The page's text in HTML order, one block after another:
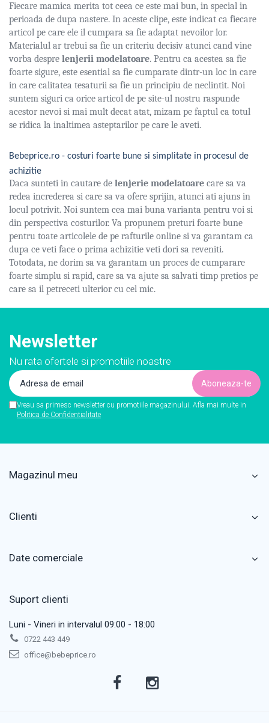
Fiecare mamica merita tot ceea ce este mai bun, in special in
perioada de dupa nastere. In aceste clipe, este indicat ca fiecare
articol pe care ele il cumpara sa fie adaptat nevoilor lor.
Materialul ar trebui sa fie un criteriu decisiv atunci cand vine
vorba despre lenjerii modelatoare. Pentru ca acestea sa fie
foarte sigure, este esential sa fie cumparate dintr-un loc in care
in care calitatea tesaturii sa fie un principiu de neclintit. Noi
suntem siguri ca orice articol de pe site-ul nostru raspunde
acestor nevoi si mai mult decat atat, mizam pe faptul ca totul
se ridica la inaltimea asteptarilor pe care le aveti.
Bebeprice.ro - costuri foarte bune si simplitate in procesul de
achizitie
Daca sunteti in cautare de lenjerie modelatoare care sa va
redea increderea si care sa va ofere sprijin, atunci ati ajuns in
locul potrivit. Noi suntem cea mai buna varianta pentru voi si
din perspectiva costurilor. Va propunem preturi foarte bune
pentru toate articolele de pe rafturile online si va garantam ca
dupa ce veti face o prima achizitie veti dori sa reveniti.
Totodata, ne dorim sa va garantam un proces de cumparare
foarte simplu si rapid, care sa va ajute sa salvati timp pretios pe
care sa il petreceti ulterior cu cel mic.
Newsletter
Nu rata ofertele si promotiile noastre
Vreau sa primesc newsletter cu promotiile magazinului. Afla mai multe in
Politica de Confidentialitate
Magazinul meu
Clienti
Date comerciale
Suport clienti
Luni - Vineri in intervalul 09:00 - 18:00
0722 443 449
office@bebeprice.ro